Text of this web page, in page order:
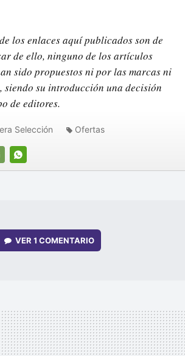
los enlaces aquí publicados son de
de ello, ninguno de los artículos
sido propuestos ni por las marcas ni
siendo su introducción una decisión
de editores.
WHATSAPP
Selección Ofertas
VER 1 COMENTARIO